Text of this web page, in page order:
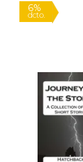
15%
dcto.